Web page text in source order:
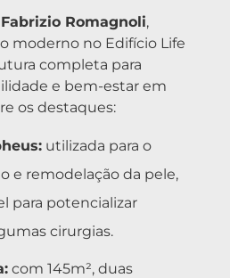
Romagnoli,
moderno no Edifício Life
completa para
e bem-estar em
os destaques:
utilizada para o
e remodelação da pele,
para potencializar
cirurgias.
com 145m², duas